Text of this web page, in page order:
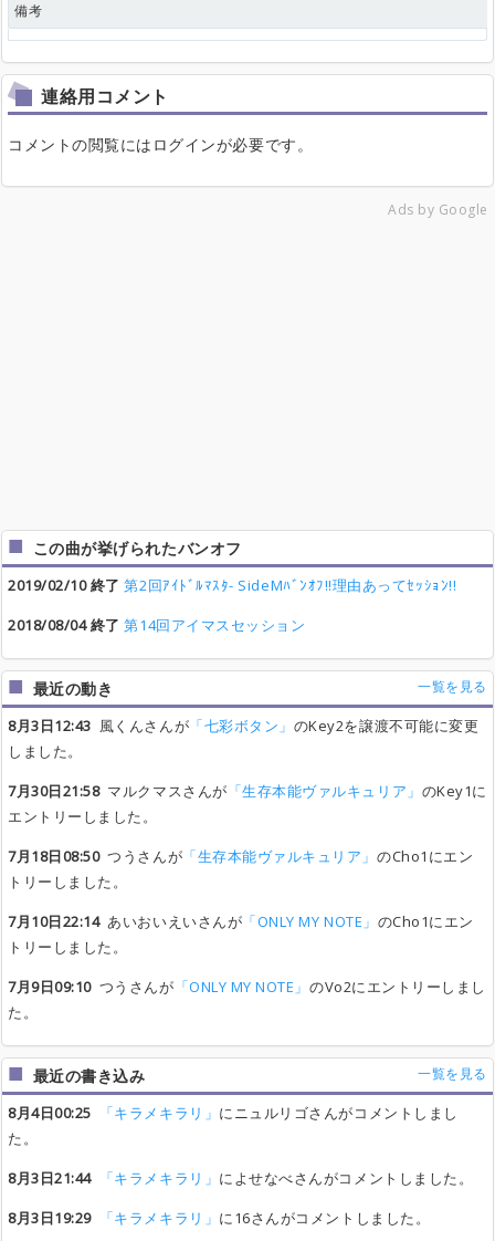
備考
連絡用コメント
コメントの閲覧にはログインが必要です。
Ads by Google
この曲が挙げられたバンオフ
2019/02/10 終了 第2回ｱｲﾄﾞﾙﾏｽﾀ- SideMﾊﾞﾝｵﾌ!!理由あってｾｯｼｮﾝ!!
2018/08/04 終了 第14回アイマスセッション
最近の動き 一覧を見る
8月3日12:43 風くんさんが 「七彩ボタン」 のKey2を譲渡不可能に変更
しました。
7月30日21:58マルクマスさんが 「生存本能ヴァルキュリア」 のKey1に
エントリーしました。
7月18日08:50つうさんが 「生存本能ヴァルキュリア」のCho1にエン
トリーしました。
7月10日22:14あいおいえいさんが 「ONLY MY NOTE」 のCho1にエン
トリーしました。
7月9日09:10つうさんが 「ONLY MY NOTE」のVo2にエントリーしまし
た。
最近の書き込み 一覧を見る
8月4日00:25 「キラメキラリ」 にニュルリゴさんがコメントしまし
た。
8月3日21:44
「キラメキラリ」 によせなべさんがコメントしました。
8月3日19:29
「キラメキラリ」 に16さんがコメントしました。